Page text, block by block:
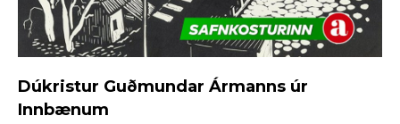
Dúkristur Guðmundar Ármanns úr
Innbænum